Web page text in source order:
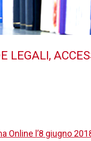
LEGALI,
Online l’8 giugno